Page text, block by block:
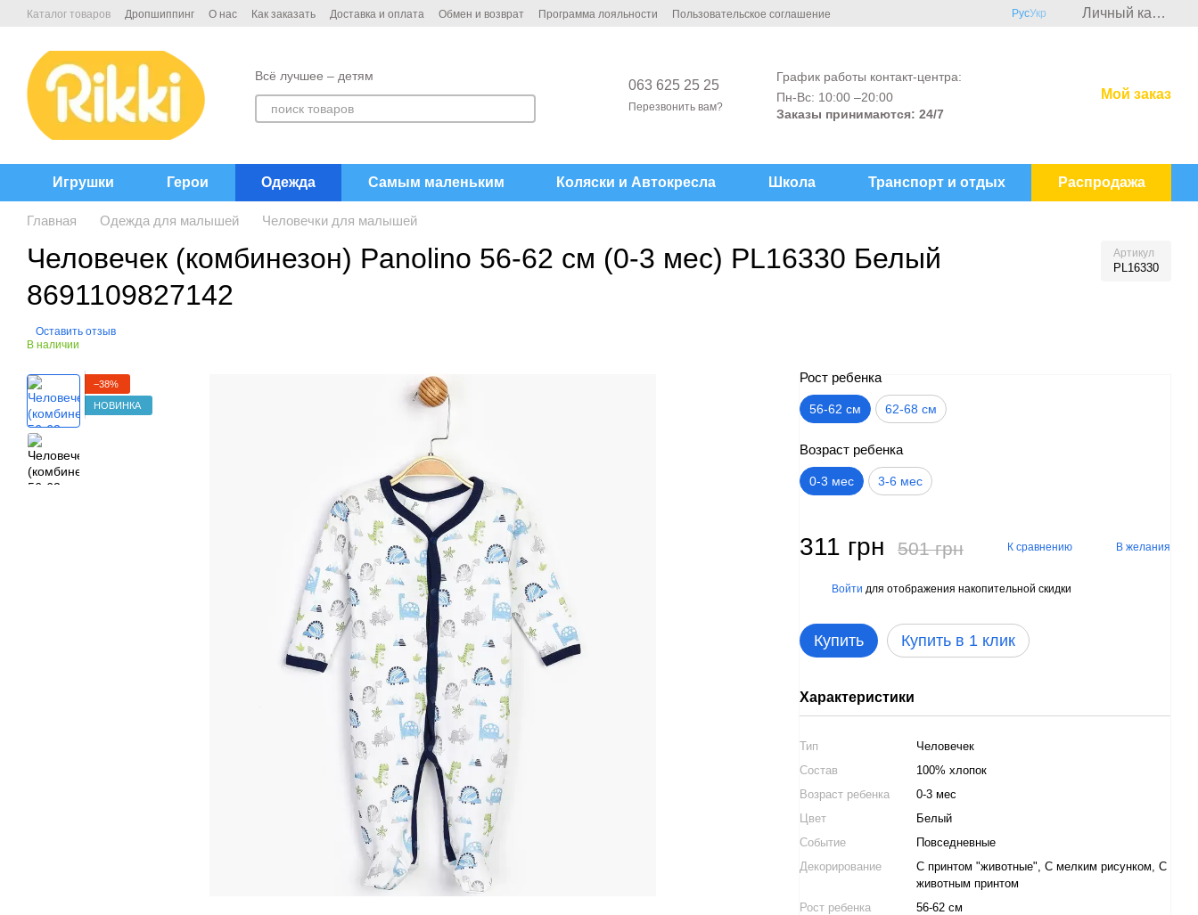
Перейти к основному контенту
Каталог товаров Дропшиппинг О нас Как заказать Доставка и оплата Обмен и возврат Программа лояльности
Пользовательское соглашение
РусУкр Личный кабинет
Всё лучшее – детям
063 625 25 25
Перезвонить вам?
График работы контакт-центра:
Пн-Вс: 10:00 –20:00
Заказы принимаются: 24/7
Мой заказ
Игрушки Герои Одежда Самым маленьким Коляски и Автокреcла Школа Транспорт и отдых Распродажа
Главная Одежда для малышей Человечки для малышей
Человечек (комбинезон) Panolino 56-62 см (0-3 мес) PL16330 Белый
8691109827142
Оставить отзыв
Артикул
PL16330
В наличии
−38%
НОВИНКА
Рост ребенка
56-62 см 62-68 см
Возраст ребенка
0-3 мес 3-6 мес
311 грн 501 грн К сравнению В желания
Войти для отображения накопительной скидки
Купить Купить в 1 клик
Характеристики
Тип
Человечек
Состав
100% хлопок
Возраст ребенка
0-3 мес
Цвет
Белый
Событие
Повседневные
Декорирование
С принтом "животные", С мелким рисунком, С
животным принтом
Рост ребенка
56-62 см